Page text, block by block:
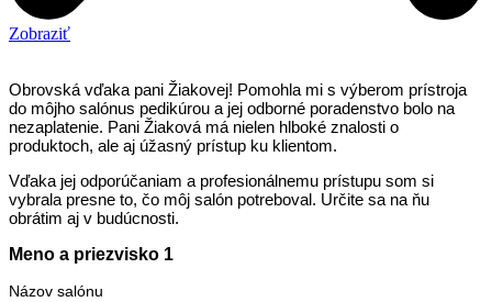
Zobraziť
Obrovská vďaka pani Žiakovej! Pomohla mi s výberom prístroja
do môjho salónus pedikúrou a jej odborné poradenstvo bolo na
nezaplatenie. Pani Žiaková má nielen hlboké znalosti o
produktoch, ale aj úžasný prístup ku klientom.
Vďaka jej odporúčaniam a profesionálnemu prístupu som si
vybrala presne to, čo môj salón potreboval. Určite sa na ňu
obrátim aj v budúcnosti.
Meno a priezvisko 1
Názov salónu